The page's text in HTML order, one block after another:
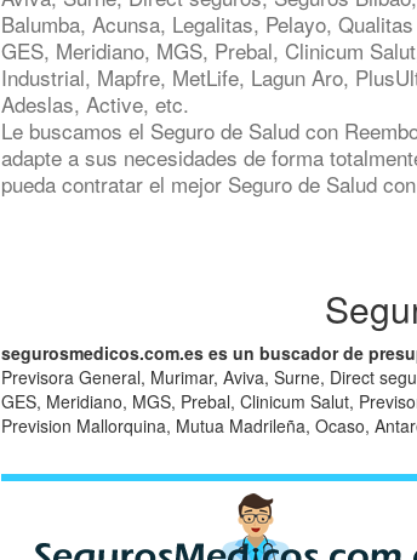
Balumba, Acunsa, Legalitas, Pelayo,
GES, Meridiano, MGS, Prebal, Clinicum
Industrial, Mapfre, MetLife, Lagun Aro,
Adeslas, Active, etc.
Le buscamos el Seguro de Salud con
adapte a sus necesidades de forma
pueda contratar el mejor Seguro de Salud
segurosmedicos.com.es es un buscador de
Previsora General, Murimar, Aviva, Surne, Direct
GES, Meridiano, MGS, Prebal, Clinicum Salut,
Prevision Mallorquina, Mutua Madrileña, Ocaso,